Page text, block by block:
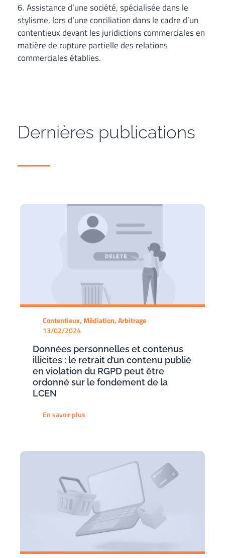
6. Assistance d’une société, spécialisée dans le
stylisme, lors d’une conciliation dans le cadre d’un
contentieux devant les juridictions commerciales en
matière de rupture partielle des relations
commerciales établies.
Dernières publications
Contentieux, Médiation, Arbitrage
13/02/2024
Données personnelles et contenus
illicites : le retrait d’un contenu publié
en violation du RGPD peut être
ordonné sur le fondement de la
LCEN
En savoir plus